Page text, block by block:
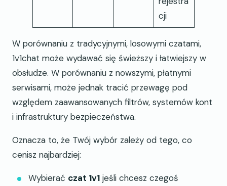
cji
W porównaniu z tradycyjnymi, losowymi czatami,
1v1chat może wydawać się świeższy i łatwiejszy w
obsłudze. W porównaniu z nowszymi, płatnymi
serwisami, może jednak tracić przewagę pod
względem zaawansowanych filtrów, systemów kont
i infrastruktury bezpieczeństwa.
Oznacza to, że Twój wybór zależy od tego, co
cenisz najbardziej:
Wybierać czat 1v1 jeśli chcesz czegoś